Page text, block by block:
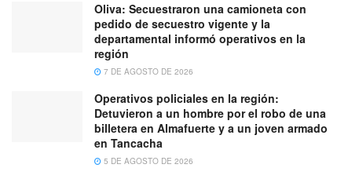
Oliva: Secuestraron una camioneta con
pedido de secuestro vigente y la
departamental informó operativos en la
región
7 DE AGOSTO DE 2026
Operativos policiales en la región:
Detuvieron a un hombre por el robo de una
billetera en Almafuerte y a un joven armado
en Tancacha
5 DE AGOSTO DE 2026